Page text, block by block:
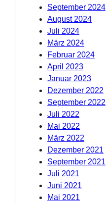
September 2024
August 2024
Juli 2024
März 2024
Februar 2024
April 2023
Januar 2023
Dezember 2022
September 2022
Juli 2022
Mai 2022
März 2022
Dezember 2021
September 2021
Juli 2021
Juni 2021
Mai 2021